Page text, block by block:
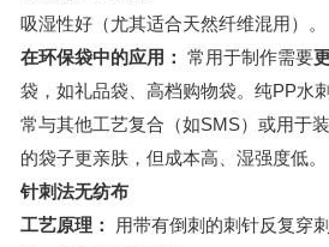
吸湿性好（尤其适合天然纤维混用）。
在环保袋中的应用： 常用于制作需要
袋，如礼品袋、高档购物袋。纯PP水
常与其他工艺复合（如SMS）或用于
的袋子更亲肤，但成本高、湿强度低。
针刺法无纺布
工艺原理：
用带有倒刺的刺针反复穿